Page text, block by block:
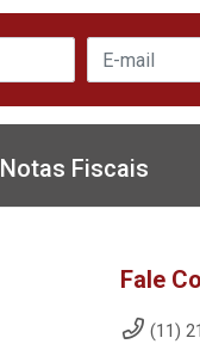
Notas Fiscais
Fale
(11)